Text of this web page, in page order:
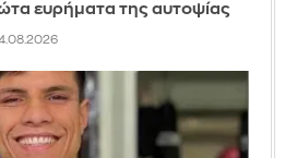
ευρήματα της αυτοψίας